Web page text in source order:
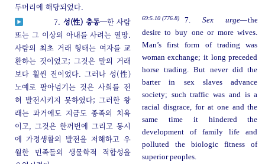
두머리에 해당되었다.
7. 성(性) 충동─한 사람
또는 그 이상의 아내를 사려는 열망.
사람의 최초 거래 형태는 여자를 교
환하는 것이었고; 그것은 말의 거래
보다 훨씬 전이었다. 그러나 성(性)
노예로 팔아넘기는 것은 사회를 전
혀 발전시키지 못하였다; 그러한 왕
래는 과거에도 지금도 종족의 치욕
이고, 그것은 한꺼번에 그리고 동시
에 가정생활의 발전을 저해하고 우
월한 민족들의 생물학적 적합성을
69:5.10 (776.8) 7.Sex urge—the
desire to buy one or more wives.
Man’s first form of trading was
woman exchange; it long preceded
horse trading. But never did the
barter in sex slaves advance
society; such traffic was and is a
racial disgrace, for at one and the
same time it hindered the
development of family life and
polluted the biologic fitness of
superior peoples.